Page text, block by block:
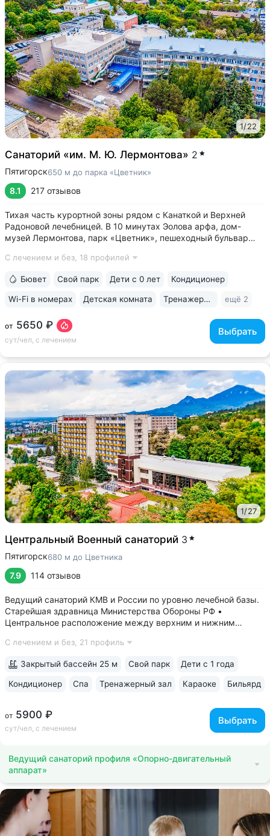
1/22
Санаторий «им. М. Ю. Лермонтова» 2
Пятигорск650 м до парка «Цветник»
8.1 217 отзывов
Тихая часть курортной зоны рядом с Канаткой и Верхней
Радоновой лечебницей. В 10 минутах Эолова арфа, дом-
музей Лермонтова, парк «Цветник», пешеходный бульвар
с минеральной водой № 29. В 2–5 минутах бюветы
С лечением и без, 18 профилей
от 5650 ₽
сут/чел, с лечением
Выбрать
Бювет Свой парк Дети с 0 лет Кондиционер
Wi-Fi в номерах Детская комната Тренажерный зал ещё 2
1/27
Центральный Военный санаторий 3
Пятигорск680 м до Цветника
7.9 114 отзывов
Ведущий санаторий КМВ и России по уровню лечебной базы.
Старейшая здравница Министерства Обороны РФ •
Центральное расположение между верхним и нижним
арфа, бульвар Гагарина, нижний — Дом-музей Лермонтова,
С лечением и без, 21 профиль
от 5900 ₽
сут/чел, с лечением
Выбрать
Закрытый бассейн 25 м Свой парк Дети с 1 года
Кондиционер Спа Тренажерный зал Караоке Бильярд
Ведущий санаторий профиля «Опорно-двигательный
аппарат»